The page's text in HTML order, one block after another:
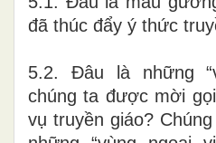
đã thúc đẩy ý thức
5.2. Đâu là những
chúng ta được mời
vụ truyền giáo?